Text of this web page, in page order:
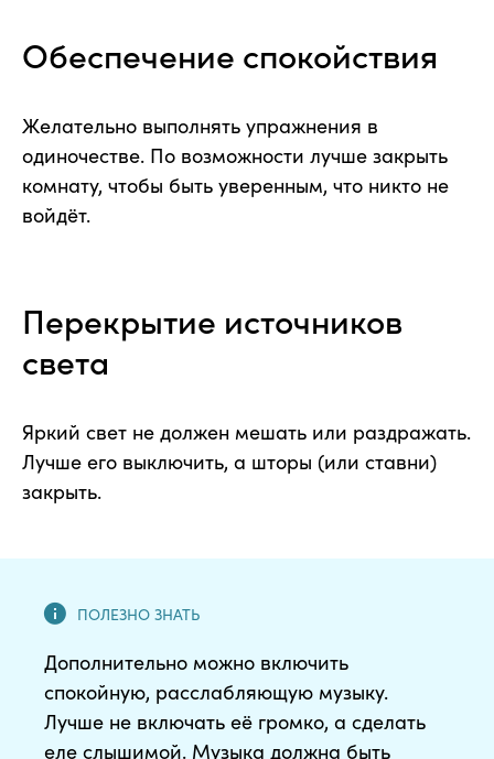
Обеспечение спокойствия
Желательно выполнять упражнения в
одиночестве. По возможности лучше закрыть
комнату, чтобы быть уверенным, что никто не
войдёт.
Перекрытие источников
света
Яркий свет не должен мешать или раздражать.
Лучше его выключить, а шторы (или ставни)
закрыть.
Дополнительно можно включить
спокойную, расслабляющую музыку.
Лучше не включать её громко, а сделать
еле слышимой. Музыка должна быть